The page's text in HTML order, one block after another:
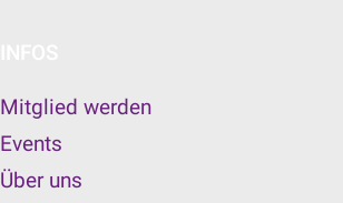
Mitglied werden
Events
Über uns